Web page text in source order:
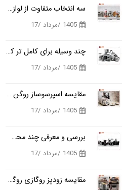
سه انتخاب متفاوت از لوازم برقی برای آشپزخانه
1405 /مرداد /17
چند وسیله برای کامل تر کردن تجهیزات خانه
1405 /مرداد /17
مقایسه اسپرسوساز روگن و ناسا و کدام انتخاب کامل تری برای تهیه قهوه در خانه است؟
1405 /مرداد /17
بررسی و معرفی چند محصول کاربردی از برند ناسا
1405 /مرداد /17
مقایسه زودپز روگازی روگن RU-6030 و زودپز برقی ناسا NS-3073